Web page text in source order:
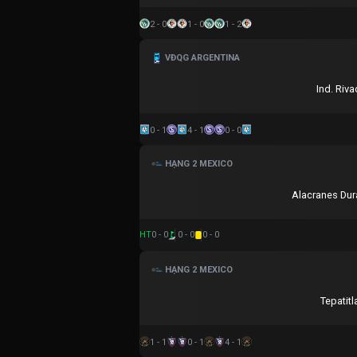
2 - 0 1 - 0 1 - 2
VĐQG ARGENTINA
Ind.
0 - 1 4 - 1 0 - 0
HẠNG 2 MEXICO
Alacranes
HT0 - 0 0 - 0 0 - 0
HẠNG 2 MEXICO
1 - 1 0 - 1 4 - 1